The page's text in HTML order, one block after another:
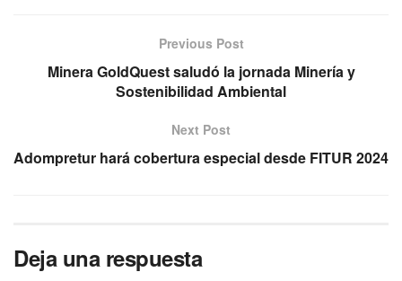
Previous Post
Minera GoldQuest saludó la jornada Minería y
Sostenibilidad Ambiental
Next Post
Adompretur hará cobertura especial desde FITUR 2024
Deja una respuesta